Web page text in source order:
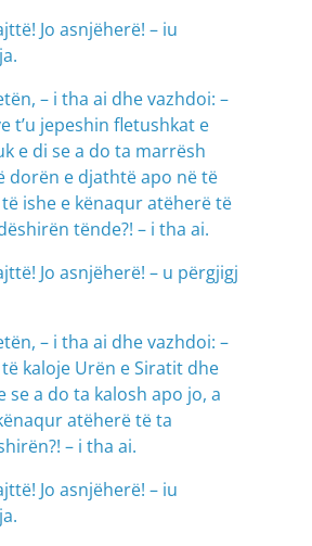
Jo asnjëherë! – iu
– i tha ai dhe vazhdoi: –
t’u jepeshin fletushkat e
e di se a do ta marrësh
dorën e djathtë apo në të
ishe e kënaqur atëherë të
tënde?! – i tha ai.
Jo asnjëherë! – u përgjigj
– i tha ai dhe vazhdoi: –
kaloje Urën e Siratit dhe
se a do ta kalosh apo jo, a
atëherë të ta
– i tha ai.
Jo asnjëherë! – iu